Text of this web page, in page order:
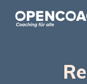
Open Coach